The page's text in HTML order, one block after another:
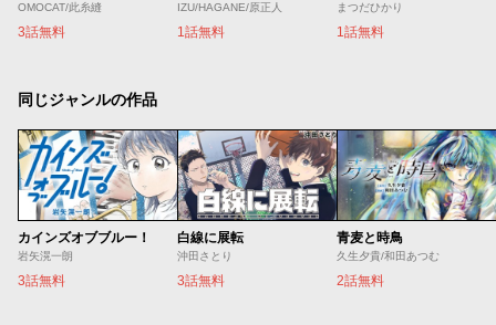
OMOCAT/此糸縫
3話無料
IZU/HAGANE/原正人
1話無料
まつだひかり
1話無料
同じジャンルの作品
カインズオブブルー！
岩矢滉一朗
3話無料
白線に展転
沖田さとり
3話無料
青麦と時鳥
久生夕貴/和田あつむ
2話無料